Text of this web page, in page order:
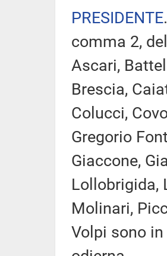
PRESIDENTE
comma 2,
Ascari,
Brescia,
Colucci,
Gregorio
Giaccone,
Lollobrigida,
Molinari,
Volpi sono